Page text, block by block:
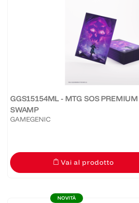
GGS15154ML - MTG SOS
SWAMP
GAMEGENIC
Vai al prodotto
NOVITÀ